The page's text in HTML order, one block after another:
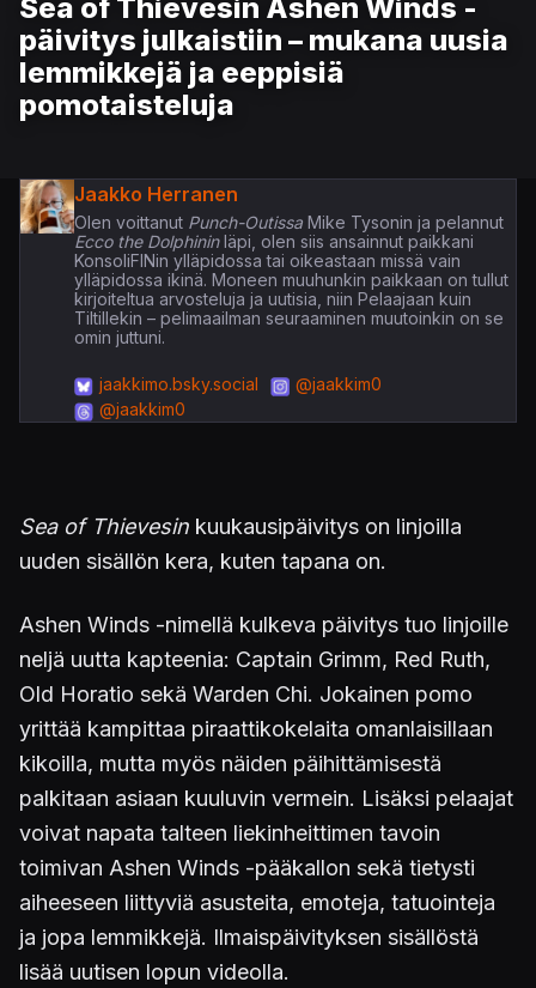
Sea of Thievesin Ashen Winds -
päivitys julkaistiin – mukana uusia
lemmikkejä ja eeppisiä
pomotaisteluja
Jaakko Herranen
Olen voittanutPunch-OutissaMike Tysonin ja pelannut
Ecco the Dolphininläpi, olen siis ansainnut paikkani
KonsoliFINin ylläpidossa tai oikeastaan missä vain
ylläpidossa ikinä. Moneen muuhunkin paikkaan on tullut
kirjoiteltua arvosteluja ja uutisia, niin Pelaajaan kuin
Tiltillekin – pelimaailman seuraaminen muutoinkin on se
omin juttuni.
jaakkimo.bsky.social
@jaakkim0
@jaakkim0
Sea of Thievesin kuukausipäivitys on linjoilla
uuden sisällön kera, kuten tapana on.
Ashen Winds -nimellä kulkeva päivitys tuo linjoille
neljä uutta kapteenia: Captain Grimm, Red Ruth,
Old Horatio sekä Warden Chi. Jokainen pomo
yrittää kampittaa piraattikokelaita omanlaisillaan
kikoilla, mutta myös näiden päihittämisestä
palkitaan asiaan kuuluvin vermein. Lisäksi pelaajat
voivat napata talteen liekinheittimen tavoin
toimivan Ashen Winds -pääkallon sekä tietysti
aiheeseen liittyviä asusteita, emoteja, tatuointeja
ja jopa lemmikkejä. Ilmaispäivityksen sisällöstä
lisää uutisen lopun videolla.